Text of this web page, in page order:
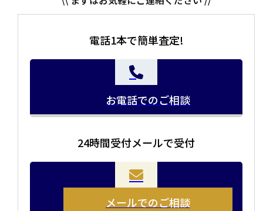
電話1本で簡単査定!
お電話でのご相談
24時間受付メールで受付
メールでのご相談